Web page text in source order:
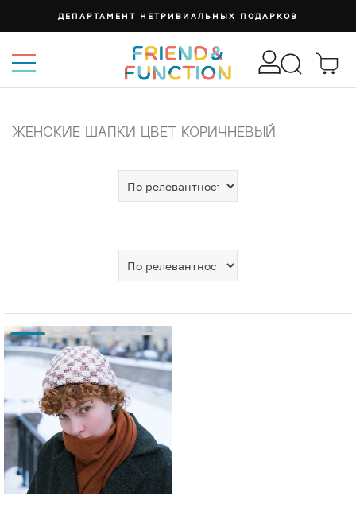
ДЕПАРТАМЕНТ НЕТРИВИАЛЬНЫХ ПОДАРКОВ
ЖЕНСКИЕ ШАПКИ ЦВЕТ КОРИЧНЕВЫЙ